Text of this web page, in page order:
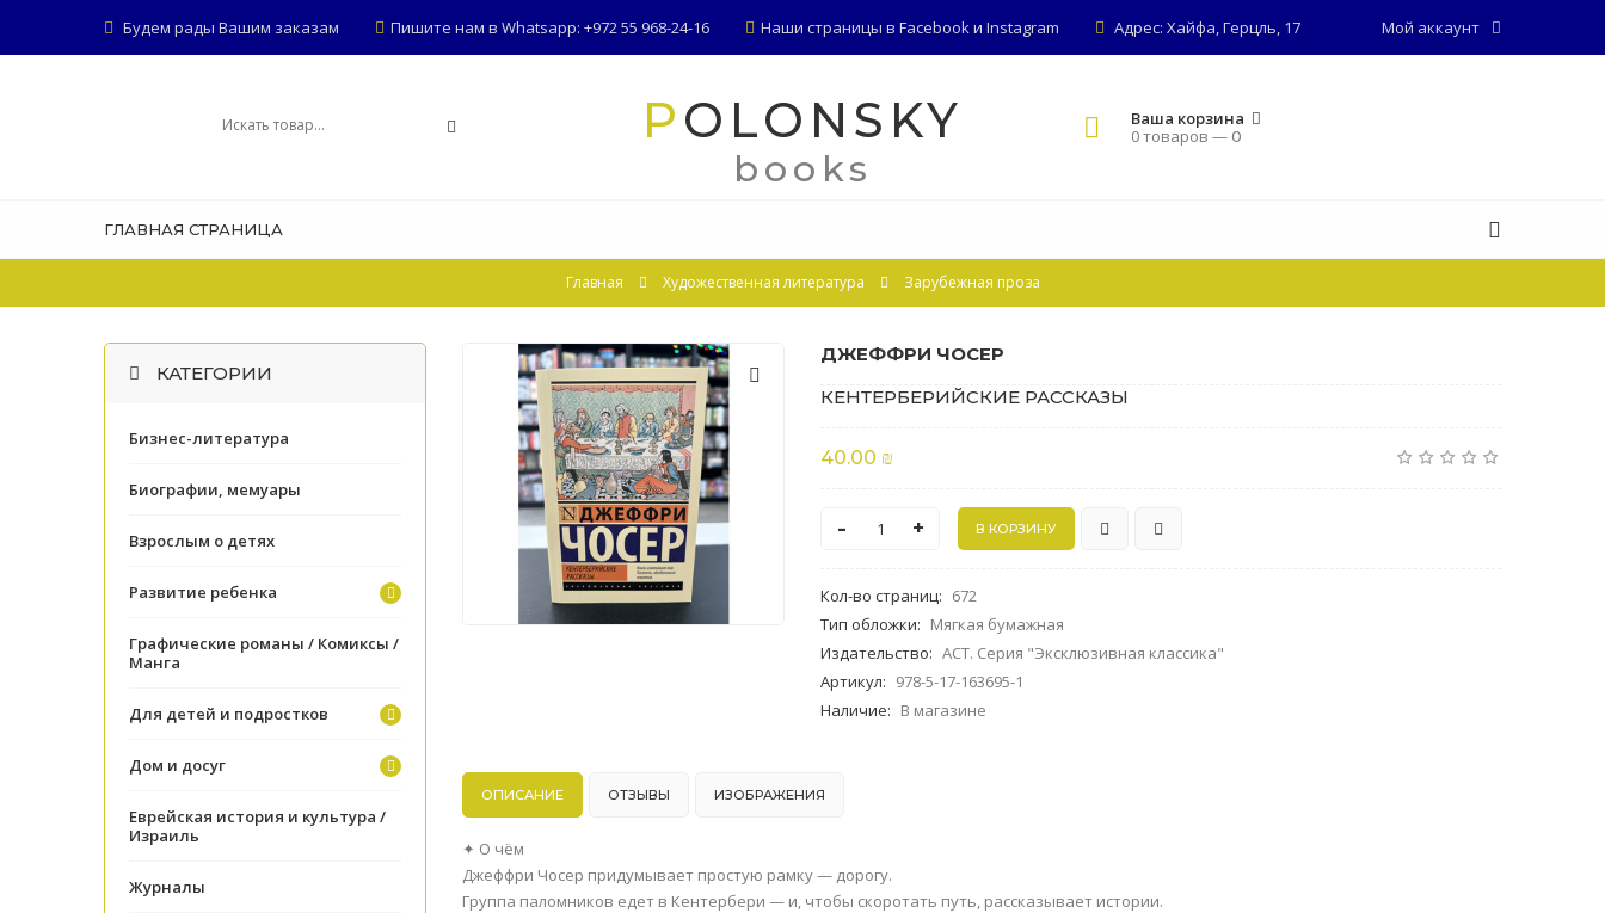
Мой аккаунт
Будем рады Вашим заказам Пишите нам в Whatsapp: +972 55 968-24-16 Наши страницы в Facebookи Instagram Адрес: Хайфа, Герцль, 17
POLONSKY
books
Ваша корзина
0 товаров —0
ГЛАВНАЯ СТРАНИЦА
Главная Художественная литература Зарубежная проза
ДЖЕФФРИ ЧОСЕР
КЕНТЕРБЕРИЙСКИЕ РАССКАЗЫ
40.00 ₪
- +
Кол-во страниц: 672
Тип обложки: Мягкая бумажная
Издательство: АСТ. Серия "Эксклюзивная классика"
Артикул: 978-5-17-163695-1
Наличие: В магазине
ОПИСАНИЕ ОТЗЫВЫ ИЗОБРАЖЕНИЯ
✦ О чём
Джеффри Чосер придумывает простую рамку — дорогу.
Группа паломников едет в Кентербери — и, чтобы скоротать путь, рассказывает истории.
КАТЕГОРИИ
Бизнес-литература
Биографии, мемуары
Взрослым о детях
Развитие ребенка
Графические романы / Комиксы /
Манга
Для детей и подростков
Дом и досуг
Еврейская история и культура /
Израиль
Журналы